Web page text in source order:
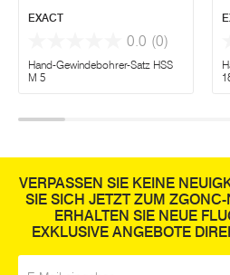
EXACT
0.0 (0)
Hand-Gewindebohrer-Satz HSS
M 5
VERPASSEN SIE KEINE
SIE SICH JETZT ZUM
ERHALTEN SIE NEUE
EXKLUSIVE ANGEBOTE